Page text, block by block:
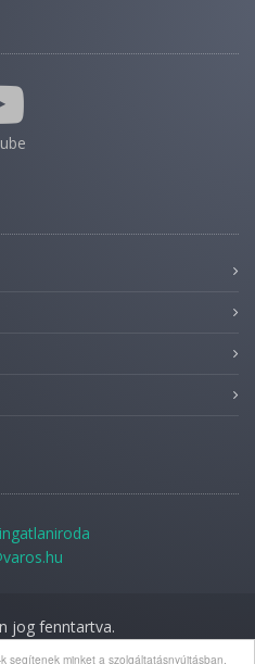
segítenek minket a szolgáltatásnyújtásban.
jog fenntartva.